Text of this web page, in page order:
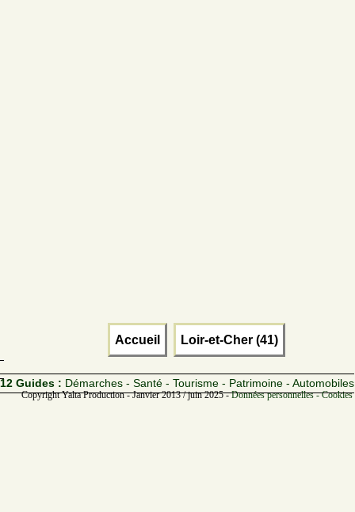
Accueil Loir-et-Cher (41)
12 Guides : Démarches - Santé - Tourisme - Patrimoine - Automobiles
Copyright Yalta Production - Janvier 2013 / juin 2025 -Données personnelles -